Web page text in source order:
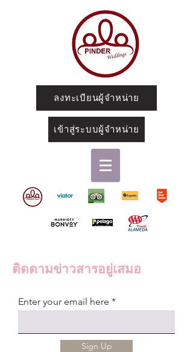
ลงทะเบียนผู้จำหน่าย
เข้าสู่ระบบผู้จำหน่าย
ติดตามข่าวสารอยู่เสมอ
Enter your email here
Sign Up